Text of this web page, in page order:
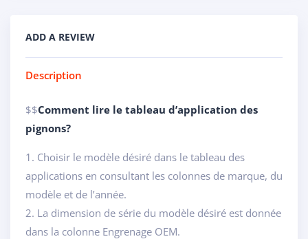
ADD A REVIEW
Description
$$Comment lire le tableau d’application des
pignons?
1. Choisir le modèle désiré dans le tableau des
applications en consultant les colonnes de marque, du
modèle et de l’année.
2. La dimension de série du modèle désiré est donnée
dans la colonne Engrenage OEM.